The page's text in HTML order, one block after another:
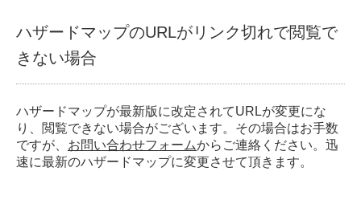
ハザードマップのURLがリンク切れで閲覧で
きない場合
ハザードマップが最新版に改定されてURLが変更にな
り、閲覧できない場合がございます。その場合はお手数
ですが、 お問い合わせフォームからご連絡ください。迅
速に最新のハザードマップに変更させて頂きます。